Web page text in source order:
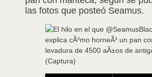
las fotos que posteó Seamus.